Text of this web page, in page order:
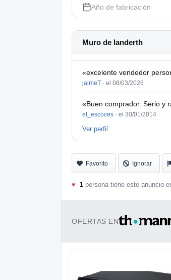
Año de fabricación
Muro de landerth
«excelente vendedor
jaimeT · el 08/03/2026
«Buen comprador. Serio y
el_escoces · el 30/01/2014
Ver perfil
Favorito Ignorar
♥ 1 persona tiene este anuncio
OFERTAS EN